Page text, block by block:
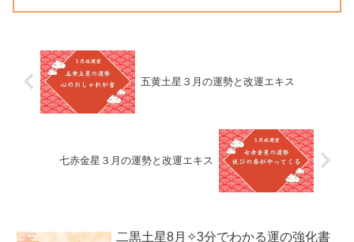
五黄土星３月の運勢と改運エキス
七赤金星３月の運勢と改運エキス
二黒土星8月✧3分でわかる運の強化書